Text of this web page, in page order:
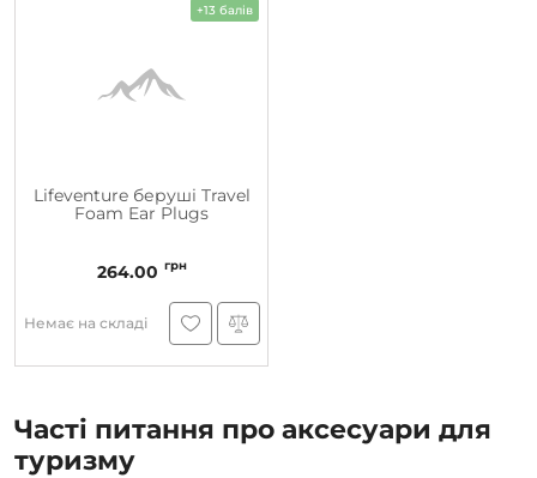
+13 балів
Lifeventure беруші Travel
Foam Ear Plugs
264.00 грн
Немає на складі
Часті питання про аксесуари для
туризму